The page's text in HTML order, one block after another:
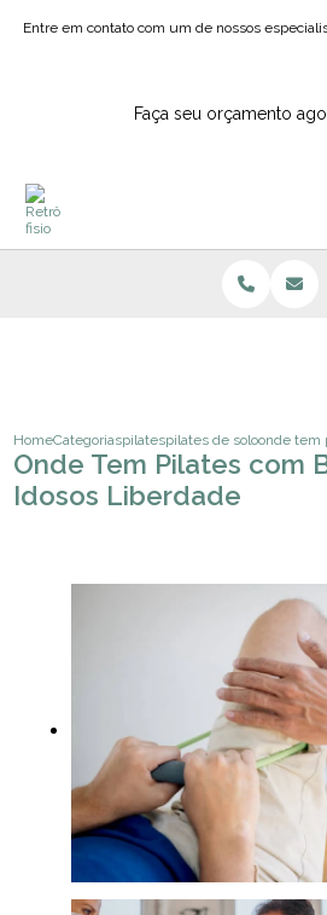
Entre em contato com um de nossos
Faça seu orçamento
HomeCategoriaspilatespilates de soloonde tem
Onde Tem Pilates com
Idosos Liberdade